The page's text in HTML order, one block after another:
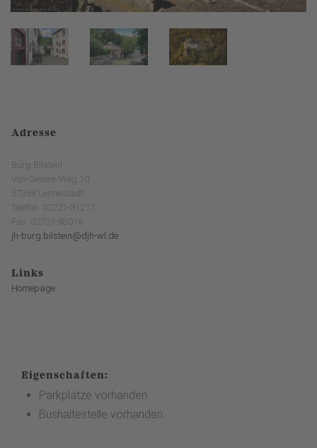
Adresse
Burg Bilstein
Von-Gevore-Weg 10
57368 Lennestadt
Telefon: 02721-81217
Fax: 02721-83016
jh-burg.bilstein@djh-wl.de
Links
Homepage
Eigenschaften:
Parkplätze vorhanden
Bushaltestelle vorhanden